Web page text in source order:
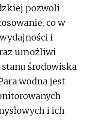
pozwoli
co w
i
umożliwi
środowiska
wodna jest
i ich